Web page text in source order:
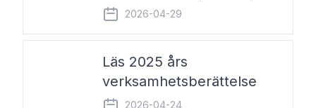
Svenska Akademiens pris till
framstående författare av svensk
sakprosa som i år går till Magnus
2026-04-29
Läs 2025 års
verksamhetsberättelse
2026-04-24